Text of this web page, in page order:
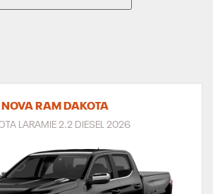
NOVA RAM DAKOTA
LARAMIE 2.2 DIESEL 2026